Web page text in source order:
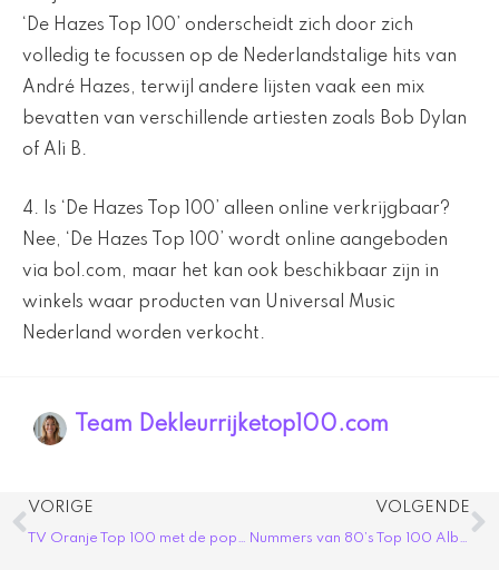
‘De Hazes Top 100’ onderscheidt zich door zich
volledig te focussen op de Nederlandstalige hits van
André Hazes, terwijl andere lijsten vaak een mix
bevatten van verschillende artiesten zoals Bob Dylan
of Ali B.
4. Is ‘De Hazes Top 100’ alleen online verkrijgbaar?
Nee, ‘De Hazes Top 100’ wordt online aangeboden
via bol.com, maar het kan ook beschikbaar zijn in
winkels waar producten van Universal Music
Nederland worden verkocht.
Team Dekleurrijketop100.com
Vorige
VORIGE
TV Oranje Top 100 met de populairste artiesten
VOLGENDE
Nummers van 80’s Top 100 Album vol klassiekers